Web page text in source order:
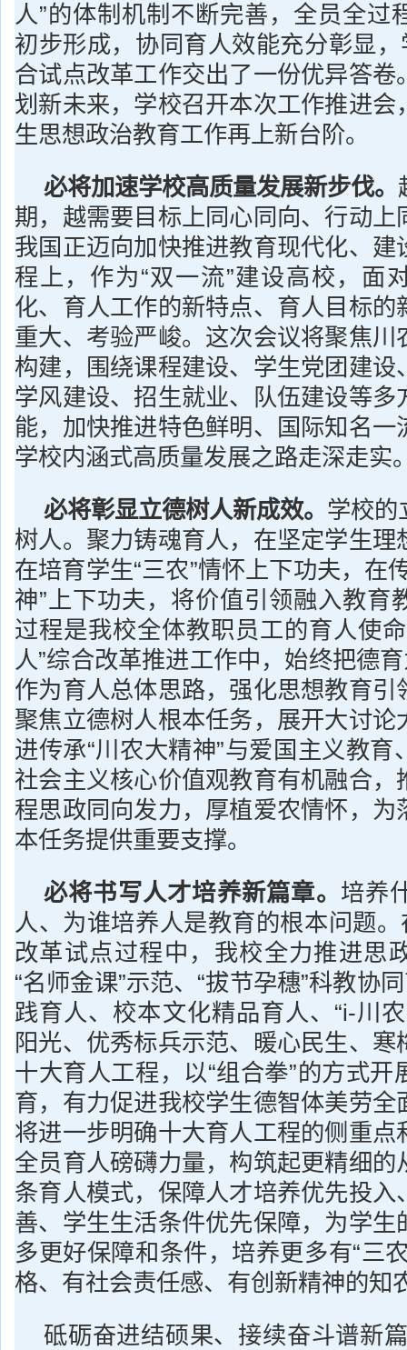
人”的体制机制不断完善，全员全过
初步形成，协同育人效能充分彰显，
合试点改革工作交出了一份优异答卷
划新未来，学校召开本次工作推进会
生思想政治教育工作再上新台阶。
必将加速学校高质量发展新步伐。
期，越需要目标上同心同向、行动上
我国正迈向加快推进教育现代化、建
程上，作为“双一流”建设高校，面
化、育人工作的新特点、育人目标的
重大、考验严峻。这次会议将聚焦川
构建，围绕课程建设、学生党团建设
学风建设、招生就业、队伍建设等多
能，加快推进特色鲜明、国际知名一
学校内涵式高质量发展之路走深走实
必将彰显立德树人新成效。 学校的
树人。聚力铸魂育人，在坚定学生理
在培育学生“三农”情怀上下功夫，在
神”上下功夫，将价值引领融入教育
过程是我校全体教职员工的育人使
人”综合改革推进工作中，始终把德
作为育人总体思路，强化思想教育引
聚焦立德树人根本任务，展开大讨论
进传承“川农大精神”与爱国主义教育
社会主义核心价值观教育有机融合，
程思政同向发力，厚植爱农情怀，为
本任务提供重要支撑。
必将书写人才培养新篇章。 培养
人、为谁培养人是教育的根本问题。
改革试点过程中，我校全力推进思
“名师金课”示范、“拔节孕穗”科教协
践育人、校本文化精品育人、“i-川
阳光、优秀标兵示范、暖心民生、寒
十大育人工程，以“组合拳”的方式开
育，有力促进我校学生德智体美劳全
将进一步明确十大育人工程的侧重点
全员育人磅礴力量，构筑起更精细的
条育人模式，保障人才培养优先投入
善、学生生活条件优先保障，为学生
多更好保障和条件，培养更多有“三
格、有社会责任感、有创新精神的知
砥砺奋进结硕果、接续奋斗谱新